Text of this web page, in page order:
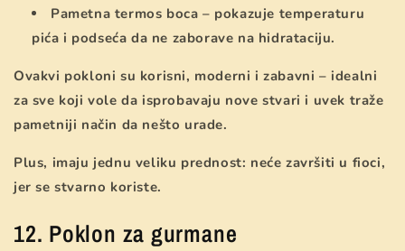
Pametna termos boca – pokazuje temperaturu
pića i podseća da ne zaborave na hidrataciju.
Ovakvi pokloni su korisni, moderni i zabavni – idealni
za sve koji vole da isprobavaju nove stvari i uvek traže
pametniji način da nešto urade.
Plus, imaju jednu veliku prednost: neće završiti u fioci,
jer se stvarno koriste.
12. Poklon za gurmane